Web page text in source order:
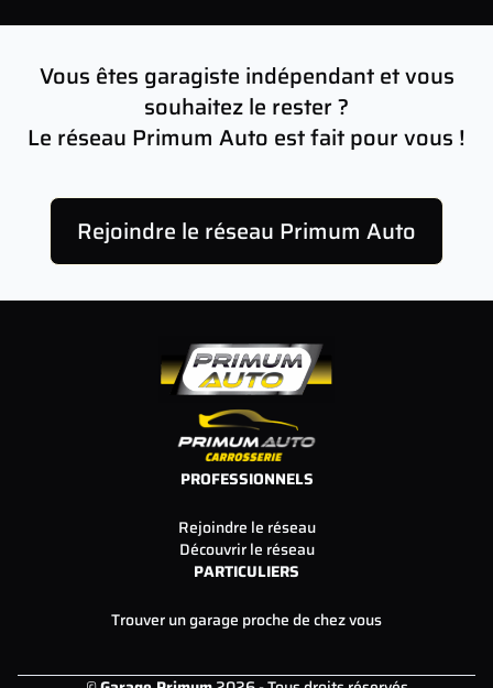
Vous êtes garagiste indépendant et vous
souhaitez le rester ?
Le réseau Primum Auto est fait pour vous !
Rejoindre le réseau Primum Auto
PROFESSIONNELS
Rejoindre le réseau
Découvrir le réseau
PARTICULIERS
Trouver un garage proche de chez vous